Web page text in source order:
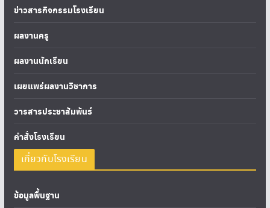
ข่าวสารกิจกรรมโรงเรียน
ผลงานครู
ผลงานนักเรียน
เผยแพร่ผลงานวิชาการ
วารสารประชาสัมพันธ์
คำสั่งโรงเรียน
เกี่ยวกับโรงเรียน
ข้อมูลพื้นฐาน